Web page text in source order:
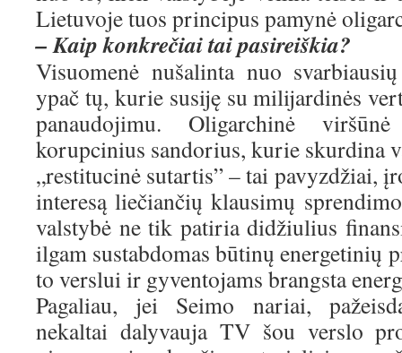
Lietuvoje tuos principus pamynė
– Kaip konkrečiai tai pasireiškia?
Visuomenė nušalinta nuo
ypač tų, kurie susiję su milijardinės
panaudojimu. Oligarchinė
korupcinius sandorius, kurie skurdina
„restitucinė sutartis” – tai pavyzdžiai,
interesą liečiančių klausimų
valstybė ne tik patiria didžiulius
ilgam sustabdomas būtinų energetinių
to verslui ir gyventojams brangsta
Pagaliau, jei Seimo nariai,
nekaltai dalyvauja TV šou verslo